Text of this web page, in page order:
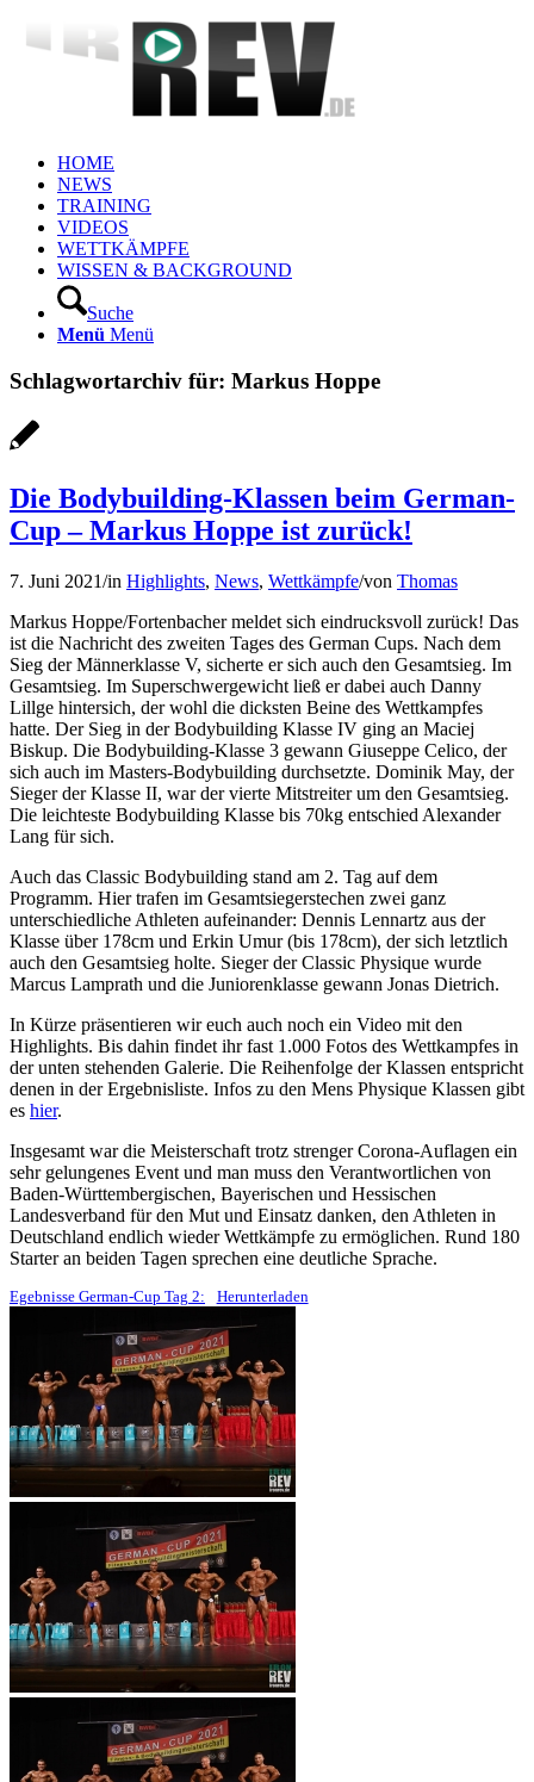
HOME
NEWS
TRAINING
VIDEOS
WETTKÄMPFE
WISSEN & BACKGROUND
Suche
Menü Menü
Schlagwortarchiv für: Markus Hoppe
Die Bodybuilding-Klassen beim German-
Cup – Markus Hoppe ist zurück!
7. Juni 2021/in Highlights, News, Wettkämpfe/von Thomas
Markus Hoppe/Fortenbacher meldet sich eindrucksvoll zurück! Das
ist die Nachricht des zweiten Tages des German Cups. Nach dem
Sieg der Männerklasse V, sicherte er sich auch den Gesamtsieg. Im
Gesamtsieg. Im Superschwergewicht ließ er dabei auch Danny
Lillge hintersich, der wohl die dicksten Beine des Wettkampfes
hatte. Der Sieg in der Bodybuilding Klasse IV ging an Maciej
Biskup. Die Bodybuilding-Klasse 3 gewann Giuseppe Celico, der
sich auch im Masters-Bodybuilding durchsetzte. Dominik May, der
Sieger der Klasse II, war der vierte Mitstreiter um den Gesamtsieg.
Die leichteste Bodybuilding Klasse bis 70kg entschied Alexander
Lang für sich.
Auch das Classic Bodybuilding stand am 2. Tag auf dem
Programm. Hier trafen im Gesamtsiegerstechen zwei ganz
unterschiedliche Athleten aufeinander: Dennis Lennartz aus der
Klasse über 178cm und Erkin Umur (bis 178cm), der sich letztlich
auch den Gesamtsieg holte. Sieger der Classic Physique wurde
Marcus Lamprath und die Juniorenklasse gewann Jonas Dietrich.
In Kürze präsentieren wir euch auch noch ein Video mit den
Highlights. Bis dahin findet ihr fast 1.000 Fotos des Wettkampfes in
der unten stehenden Galerie. Die Reihenfolge der Klassen entspricht
denen in der Ergebnisliste. Infos zu den Mens Physique Klassen gibt
es hier.
Insgesamt war die Meisterschaft trotz strenger Corona-Auflagen ein
sehr gelungenes Event und man muss den Verantwortlichen von
Baden-Württembergischen, Bayerischen und Hessischen
Landesverband für den Mut und Einsatz danken, den Athleten in
Deutschland endlich wieder Wettkämpfe zu ermöglichen. Rund 180
Starter an beiden Tagen sprechen eine deutliche Sprache.
Egebnisse German-Cup Tag 2: Herunterladen